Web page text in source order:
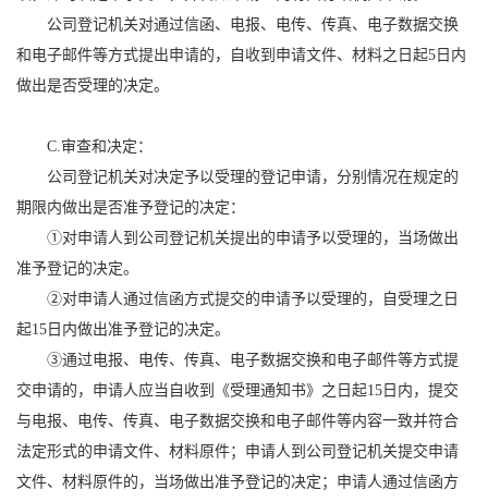
公司登记机关对通过信函、电报、电传、传真、电子数据交换
和电子邮件等方式提出申请的，自收到申请文件、材料之日起5日内
做出是否受理的决定。
C.审查和决定：
公司登记机关对决定予以受理的登记申请，分别情况在规定的
期限内做出是否准予登记的决定：
①对申请人到公司登记机关提出的申请予以受理的，当场做出
准予登记的决定。
②对申请人通过信函方式提交的申请予以受理的，自受理之日
起15日内做出准予登记的决定。
③通过电报、电传、传真、电子数据交换和电子邮件等方式提
交申请的，申请人应当自收到《受理通知书》之日起15日内，提交
与电报、电传、传真、电子数据交换和电子邮件等内容一致并符合
法定形式的申请文件、材料原件；申请人到公司登记机关提交申请
文件、材料原件的，当场做出准予登记的决定；申请人通过信函方